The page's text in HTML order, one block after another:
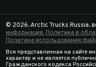
© 2026. Arctic Trucks Russia.
информация.Политика в
Политика использования
Вся представленная на сайте
характер и не является
Гражданского кодекса